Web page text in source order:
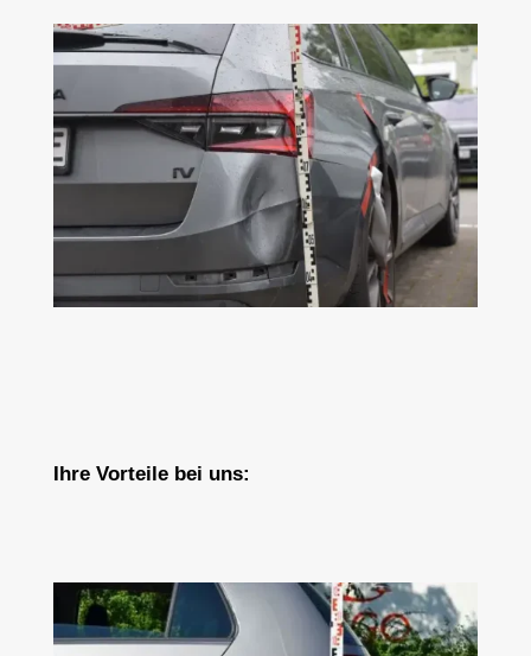
Ihre Vorteile bei uns: